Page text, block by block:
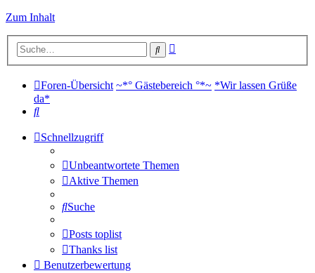
Zum Inhalt
Suche
Foren-Übersicht ~*° Gästebereich °*~ *Wir lassen Grüße
da*
Suche
Schnellzugriff
Unbeantwortete Themen
Aktive Themen
Suche
Posts toplist
Thanks list
Benutzerbewertung